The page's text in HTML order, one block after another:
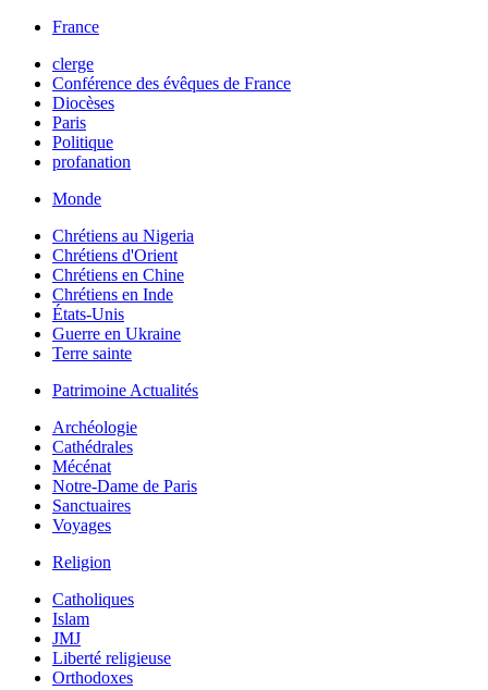
France
clerge
Conférence des évêques de France
Diocèses
Paris
Politique
profanation
Monde
Chrétiens au Nigeria
Chrétiens d'Orient
Chrétiens en Chine
Chrétiens en Inde
États-Unis
Guerre en Ukraine
Terre sainte
Patrimoine Actualités
Archéologie
Cathédrales
Mécénat
Notre-Dame de Paris
Sanctuaires
Voyages
Religion
Catholiques
Islam
JMJ
Liberté religieuse
Orthodoxes